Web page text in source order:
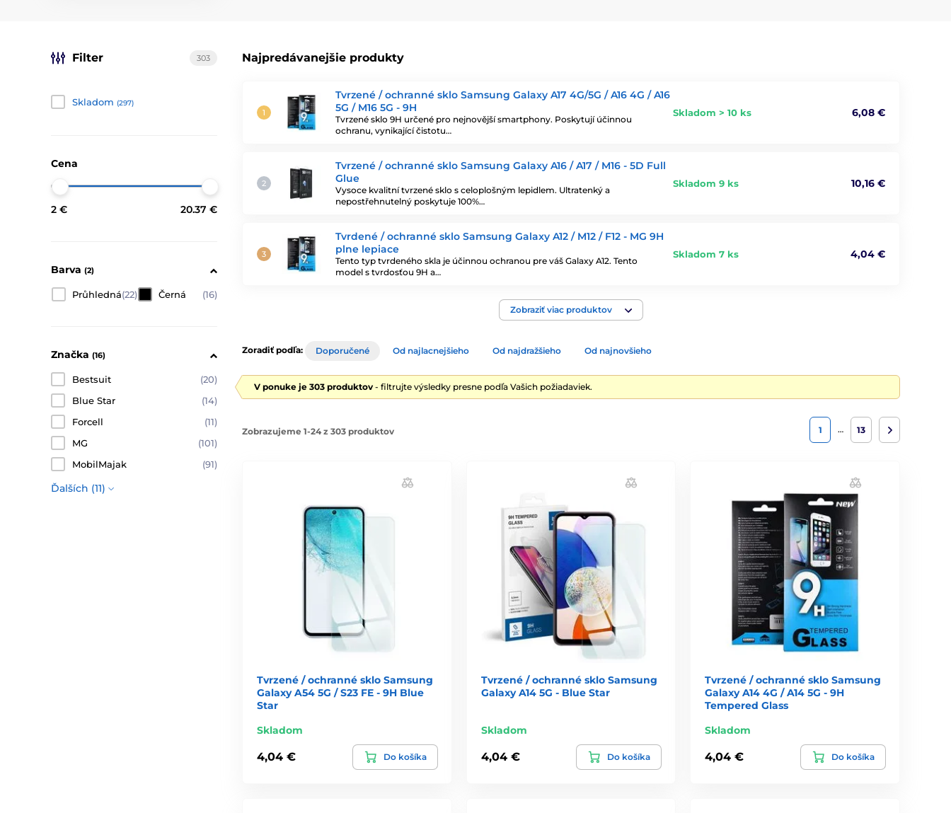
Najpredávanejšie produkty
Tvrzené / ochranné sklo Samsung Galaxy A17 4G/5G / A16 4G / A16
5G / M16 5G - 9H
Tvrzené sklo 9H určené pro nejnovější smartphony. Poskytují účinnou
ochranu, vynikající čistotu…
Skladom > 10 ks 6,08 €
Tvrzené / ochranné sklo Samsung Galaxy A16 / A17 / M16 - 5D Full
Glue
Vysoce kvalitní tvrzené sklo s celoplošným lepidlem. Ultratenký a
nepostřehnutelný poskytuje 100%…
Skladom 9 ks 10,16 €
Tvrdené / ochranné sklo Samsung Galaxy A12 / M12 / F12 - MG 9H
plne lepiace
Tento typ tvrdeného skla je účinnou ochranou pre váš Galaxy A12. Tento
model s tvrdosťou 9H a…
Skladom 7 ks 4,04 €
Zobraziť viac produktov
Filter 303
Skladom (297)
Cena
2 € 20.37 €
Barva (2)
Průhledná(22) Černá (16)
Značka (16)
Bestsuit
(20)
Blue Star
(14)
Forcell
(11)
MG
(101)
MobilMajak
(91)
Ďalších (11)
Zoradiť podľa: Doporučené Od najlacnejšieho Od najdražšieho Od najnovšieho
V ponuke je 303 produktov - filtrujte výsledky presne podľa Vašich požiadaviek.
Zobrazujeme 1-24 z 303 produktov 1 … 13
Tvrzené / ochranné sklo Samsung
Galaxy A54 5G / S23 FE - 9H Blue
Star
Skladom
4,04 € Do košíka
Tvrzené / ochranné sklo Samsung
Galaxy A14 5G - Blue Star
Skladom
4,04 € Do košíka
Tvrzené / ochranné sklo Samsung
Galaxy A14 4G / A14 5G - 9H
Tempered Glass
Skladom
4,04 € Do košíka